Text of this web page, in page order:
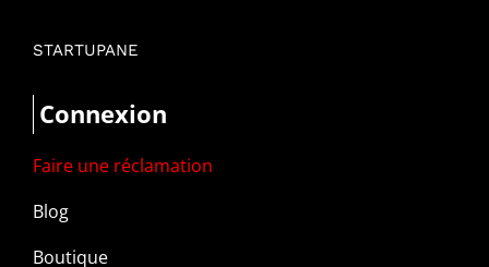
STARTUPANE
Connexion
Faire une réclamation
Blog
Boutique